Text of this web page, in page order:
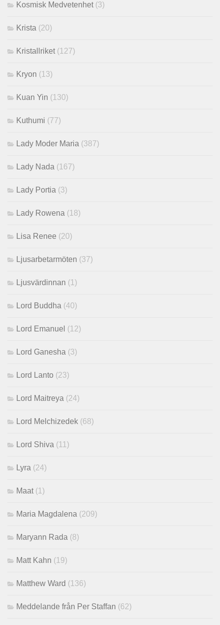
Kosmisk Medvetenhet(3)
Krista (20)
Kristallriket(127)
Kryon (13)
Kuan Yin (130)
Kuthumi (77)
Lady Moder Maria (387)
Lady Nada (167)
Lady Portia (3)
Lady Rowena (18)
Lisa Renee (20)
Ljusarbetarmöten (37)
Ljusvärdinnan (1)
Lord Buddha (40)
Lord Emanuel (12)
Lord Ganesha (3)
Lord Lanto (23)
Lord Maitreya (24)
Lord Melchizedek (68)
Lord Shiva (11)
Lyra (24)
Maat(1)
Maria Magdalena (209)
Maryann Rada (8)
Matt Kahn (19)
Matthew Ward (136)
Meddelande från Per Staffan (62)